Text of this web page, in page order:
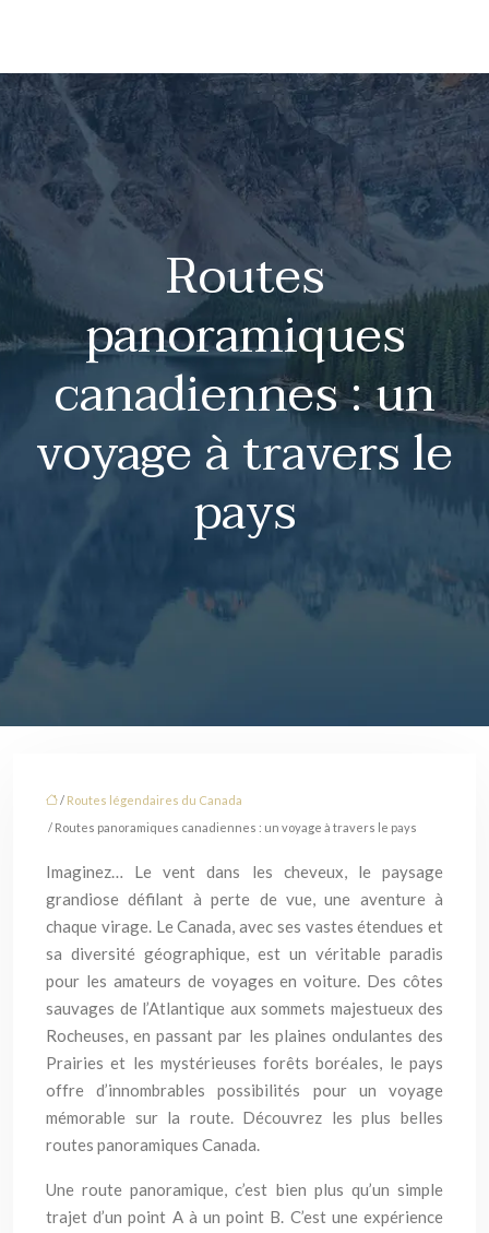
Routes
panoramiques
canadiennes : un
voyage à travers le
pays
/ Routes légendaires du Canada
/ Routes panoramiques canadiennes : un voyage à travers le pays
Imaginez… Le vent dans les cheveux, le paysage
grandiose défilant à perte de vue, une aventure à
chaque virage. Le Canada, avec ses vastes étendues et
sa diversité géographique, est un véritable paradis
pour les amateurs de voyages en voiture. Des côtes
sauvages de l’Atlantique aux sommets majestueux des
Rocheuses, en passant par les plaines ondulantes des
Prairies et les mystérieuses forêts boréales, le pays
offre d’innombrables possibilités pour un voyage
mémorable sur la route. Découvrez les plus belles
routes panoramiques Canada.
Une route panoramique, c’est bien plus qu’un simple
trajet d’un point A à un point B. C’est une expérience